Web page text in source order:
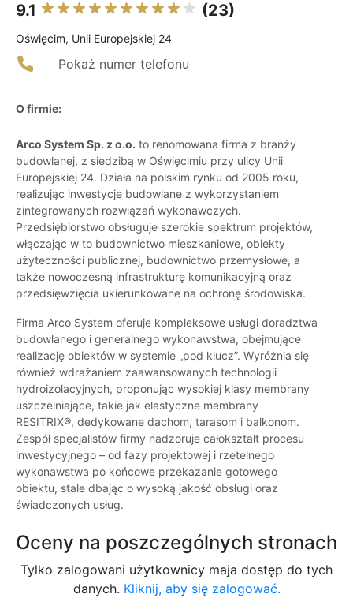
9.1 (23)
Oświęcim, Unii Europejskiej 24
Pokaż numer telefonu
O firmie:
Arco System Sp. z o.o. to renomowana firma z branży
budowlanej, z siedzibą w Oświęcimiu przy ulicy Unii
Europejskiej 24. Działa na polskim rynku od 2005 roku,
realizując inwestycje budowlane z wykorzystaniem
zintegrowanych rozwiązań wykonawczych.
Przedsiębiorstwo obsługuje szerokie spektrum projektów,
włączając w to budownictwo mieszkaniowe, obiekty
użyteczności publicznej, budownictwo przemysłowe, a
także nowoczesną infrastrukturę komunikacyjną oraz
przedsięwzięcia ukierunkowane na ochronę środowiska.
Firma Arco System oferuje kompleksowe usługi doradztwa
budowlanego i generalnego wykonawstwa, obejmujące
realizację obiektów w systemie „pod klucz”. Wyróżnia się
również wdrażaniem zaawansowanych technologii
hydroizolacyjnych, proponując wysokiej klasy membrany
uszczelniające, takie jak elastyczne membrany
RESITRIX®, dedykowane dachom, tarasom i balkonom.
Zespół specjalistów firmy nadzoruje całokształt procesu
inwestycyjnego – od fazy projektowej i rzetelnego
wykonawstwa po końcowe przekazanie gotowego
obiektu, stale dbając o wysoką jakość obsługi oraz
świadczonych usług.
Oceny na poszczególnych stronach
Tylko zalogowani użytkownicy maja dostęp do tych
danych. Kliknij, aby się zalogować.